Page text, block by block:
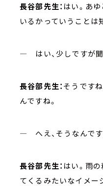
長谷部先生： はい。あ
いるかっていうことは
― はい、少しですが聞
長谷部先生：そうです
んですね。
― へえ、そうなんです
長谷部先生： はい。雨
てくるみたいなイメー